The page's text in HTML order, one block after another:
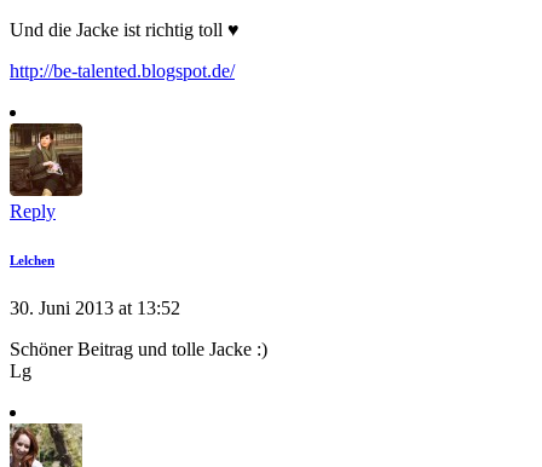
Und die Jacke ist richtig toll ♥
http://be-talented.blogspot.de/
Reply
Lelchen
30. Juni 2013 at 13:52
Schöner Beitrag und tolle Jacke :)
Lg